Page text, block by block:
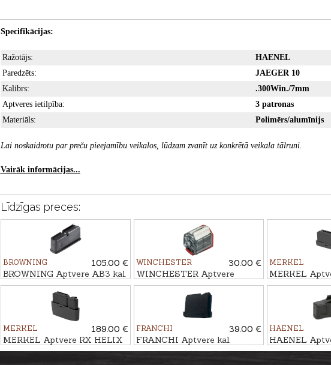
Specifikācijas:
Ražotājs:
HAENEL
Paredzēts:
JAEGER 10
Kalibrs:
.300Win./7mm
Aptveres ietilpība:
3 patronas
Materiāls:
Polimērs/alumīnijs
Lai noskaidrotu par preču pieejamību veikalos, lūdzam zvanīt uz konkrētā veikala tālruni.
Vairāk informācijas...
Līdzīgas preces:
BROWNING
105.00 €
BROWNING Aptvere AB3 kal.
.308Win., 4 patr.
WINCHESTER
30.00 €
WINCHESTER Aptvere
WILDCAT/XPERT kal. .22LR,
MERKEL
MERKEL
kal. .308Win.,
MERKEL
189.00 €
MERKEL Aptvere RX HELIX
kal. .30-06, 5 patr.
FRANCHI
39.00 €
FRANCHI Aptvere kal.
.223Rem., 4 patr.
HAENEL
HAENEL
NXT kal. .30-